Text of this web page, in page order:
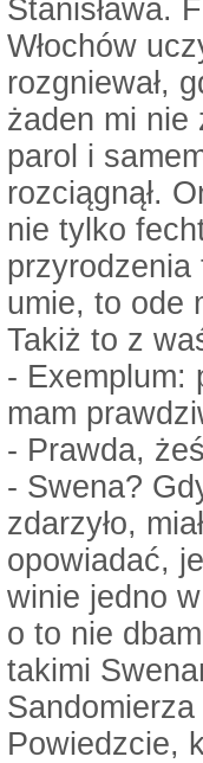
Stanisława.
Włochów
rozgniewał,
żaden mi nie
parol i
rozciągnął.
nie tylko
przyrodzenia
umie, to ode
Takiż to z
- Exemplum:
mam
- Prawda,
- Swena?
zdarzyło,
opowiadać,
winie jedno
o to nie
takimi
Powiedzcie,